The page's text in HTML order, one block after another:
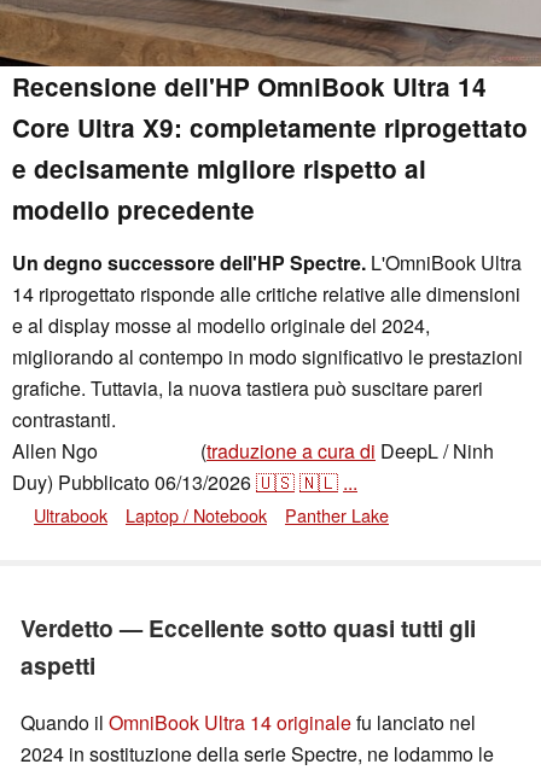
Recensione dell'HP OmniBook Ultra 14
Core Ultra X9: completamente riprogettato
e decisamente migliore rispetto al
modello precedente
Un degno successore dell'HP Spectre. L'OmniBook Ultra
14 riprogettato risponde alle critiche relative alle dimensioni
e al display mosse al modello originale del 2024,
migliorando al contempo in modo significativo le prestazioni
grafiche. Tuttavia, la nuova tastiera può suscitare pareri
contrastanti.
Allen Ngo
(traduzione a cura di DeepL / Ninh
Duy) Pubblicato06/13/2026🇺🇸🇳🇱 ...
Ultrabook Laptop / Notebook Panther Lake
Verdetto — Eccellente sotto quasi tutti gli
aspetti
Quando il OmniBook Ultra 14 originalefu lanciato nel
2024 in sostituzione della serie Spectre, ne lodammo le